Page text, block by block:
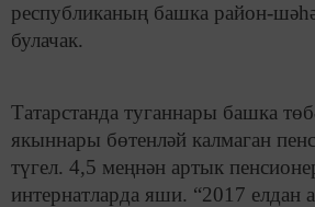
республиканың башка район-
булачак.
Татарстанда туганнары башка
якыннары бөтенләй калмаган
түгел. 4,5 меңнән артык
интернатларда яши. “2017 елдан